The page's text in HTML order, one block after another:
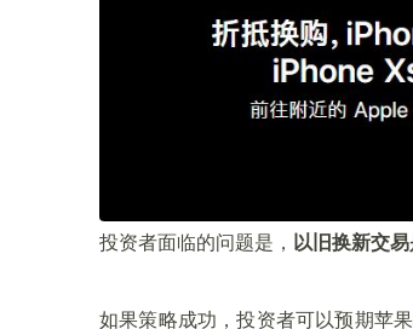
投资者面临的问题是， 以旧换新交
如果策略成功，投资者可以预期苹